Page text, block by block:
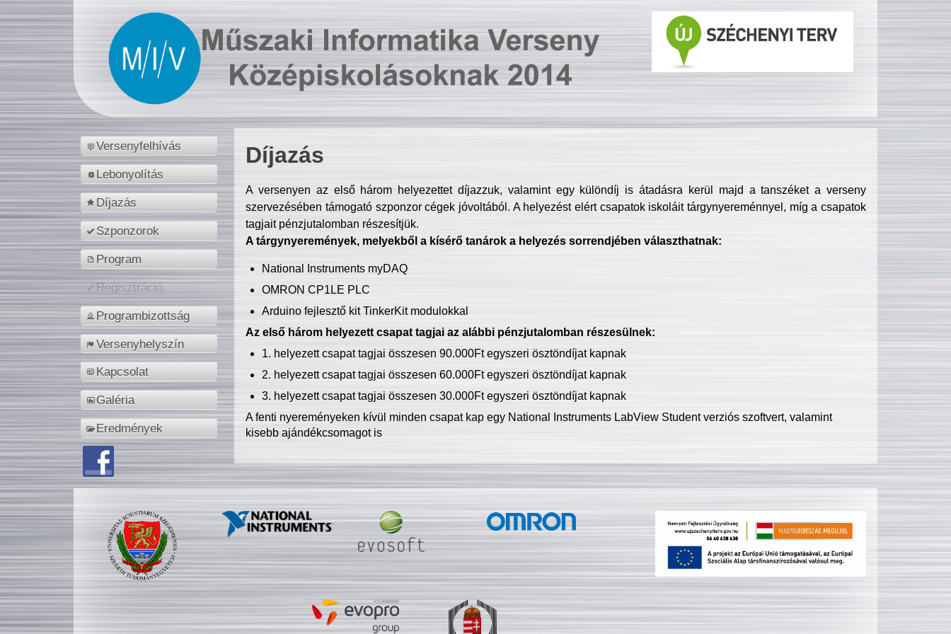
Versenyfelhívás
Lebonyolítás
Díjazás
Szponzorok
Program
Regisztráció
Programbizottság
Versenyhelyszín
Kapcsolat
Galéria
Eredmények
Díjazás
A versenyen az első három helyezettet díjazzuk, valamint egy különdíj is átadásra kerül majd a tanszéket a verseny
szervezésében támogató szponzor cégek jóvoltából. A helyezést elért csapatok iskoláit tárgynyereménnyel, míg a csapatok
tagjait pénzjutalomban részesítjük.
A tárgynyeremények, melyekből a kísérő tanárok a helyezés sorrendjében választhatnak:
National Instruments myDAQ
OMRON CP1LE PLC
Arduino fejlesztő kit TinkerKit modulokkal
Az első három helyezett csapat tagjai az alábbi pénzjutalomban részesülnek:
1. helyezett csapat tagjai összesen 90.000Ft egyszeri ösztöndíjat kapnak
2. helyezett csapat tagjai összesen 60.000Ft egyszeri ösztöndíjat kapnak
3. helyezett csapat tagjai összesen 30.000Ft egyszeri ösztöndíjat kapnak
A fenti nyereményeken kívül minden csapat kap egy National Instruments LabView Student verziós szoftvert, valamint
kisebb ajándékcsomagot is